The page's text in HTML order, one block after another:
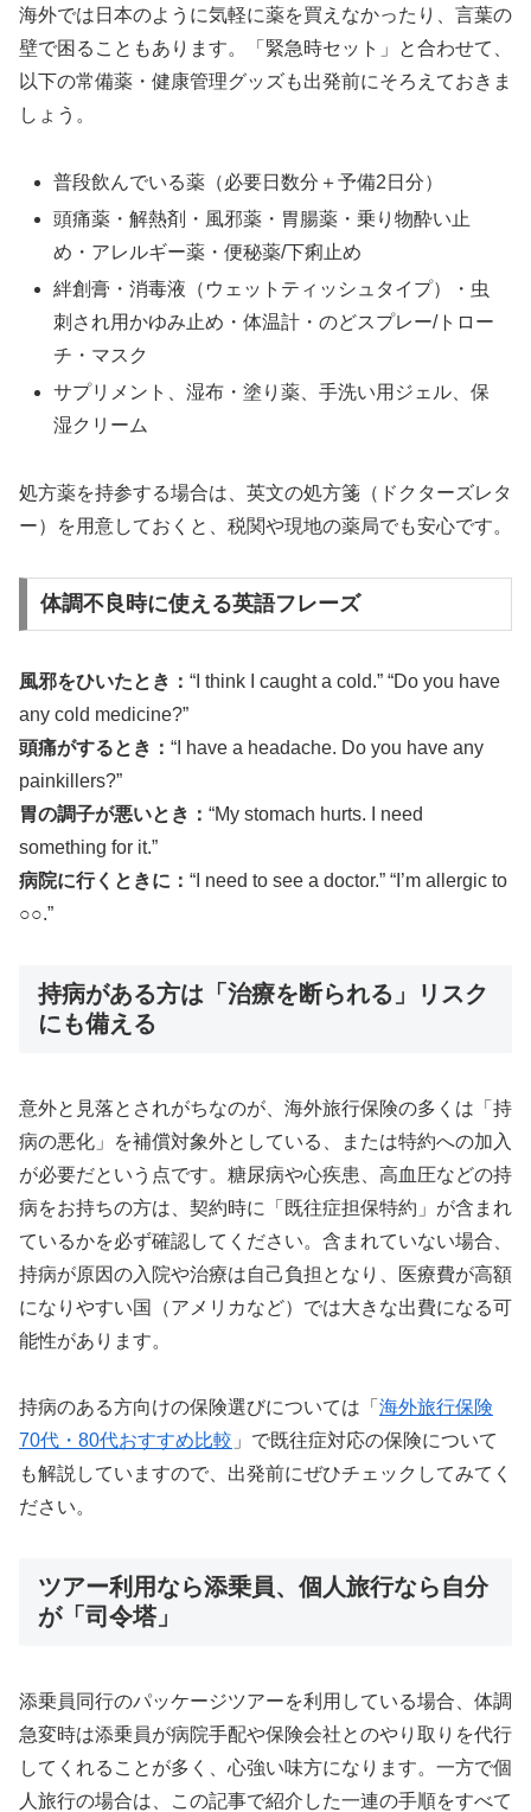
海外では日本のように気軽に薬を買えなかったり、言葉の
壁で困ることもあります。「緊急時セット」と合わせて、
以下の常備薬・健康管理グッズも出発前にそろえておきま
しょう。
普段飲んでいる薬（必要日数分＋予備2日分）
頭痛薬・解熱剤・風邪薬・胃腸薬・乗り物酔い止
め・アレルギー薬・便秘薬/下痢止め
絆創膏・消毒液（ウェットティッシュタイプ）・虫
刺され用かゆみ止め・体温計・のどスプレー/トロー
チ・マスク
サプリメント、湿布・塗り薬、手洗い用ジェル、保
湿クリーム
処方薬を持参する場合は、英文の処方箋（ドクターズレタ
ー）を用意しておくと、税関や現地の薬局でも安心です。
体調不良時に使える英語フレーズ
風邪をひいたとき： “I think I caught a cold.” “Do you have
any cold medicine?”
頭痛がするとき： “I have a headache. Do you have any
painkillers?”
胃の調子が悪いとき： “My stomach hurts. I need
something for it.”
病院に行くときに： “I need to see a doctor.” “I’m allergic to
○○.”
持病がある方は「治療を断られる」リスク
にも備える
意外と見落とされがちなのが、海外旅行保険の多くは「持
病の悪化」を補償対象外としている、または特約への加入
が必要だという点です。糖尿病や心疾患、高血圧などの持
病をお持ちの方は、契約時に「既往症担保特約」が含まれ
ているかを必ず確認してください。含まれていない場合、
持病が原因の入院や治療は自己負担となり、医療費が高額
になりやすい国（アメリカなど）では大きな出費になる可
能性があります。
持病のある方向けの保険選びについては「 海外旅行保険
70代・80代おすすめ比較 」で既往症対応の保険について
も解説していますので、出発前にぜひチェックしてみてく
ださい。
ツアー利用なら添乗員、個人旅行なら自分
が「司令塔」
添乗員同行のパッケージツアーを利用している場合、体調
急変時は添乗員が病院手配や保険会社とのやり取りを代行
してくれることが多く、心強い味方になります。一方で個
人旅行の場合は、この記事で紹介した一連の手順をすべて